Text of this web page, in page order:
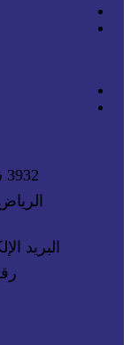
3932 شارع المصانع، حي الحمراء
البريد